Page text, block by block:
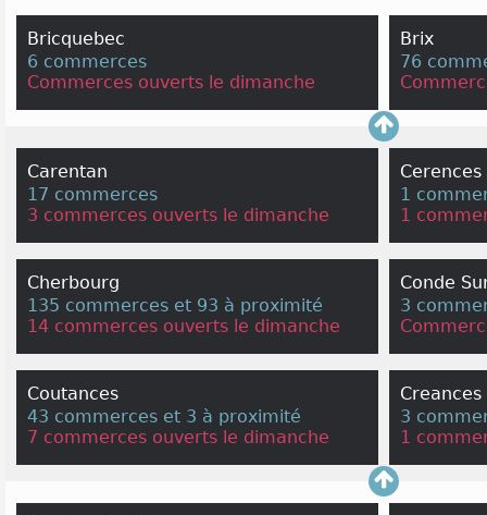
Bricquebec
6 commerces
Commerces ouverts le dimanche
Brix
76
Carentan
17 commerces
3 commerces ouverts le dimanche
Cerences
1
1
Cherbourg
135 commerces et 93 à proximité
14 commerces ouverts le dimanche
Conde
3
Coutances
43 commerces et 3 à proximité
7 commerces ouverts le dimanche
Creances
3
1